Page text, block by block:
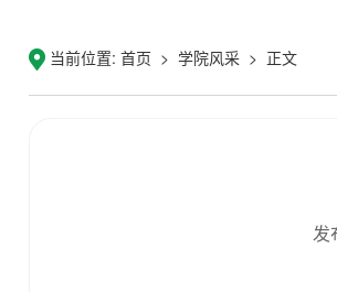
当前位置: 首页 > 学院风采 > 正文
发